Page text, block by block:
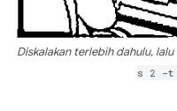
Diskalakan terlebih dahulu,
s 2 -t